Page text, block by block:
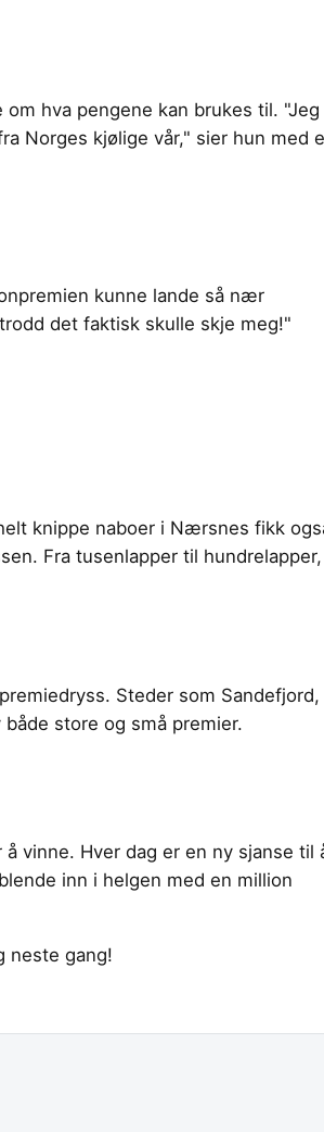
hva pengene kan brukes til. "Jeg
Norges kjølige vår," sier hun med
kunne lande så nær
det faktisk skulle skje meg!"
knippe naboer i Nærsnes fikk
Fra tusenlapper til hundrelapper,
Steder som Sandefjord,
store og små premier.
vinne. Hver dag er en ny sjanse til
inn i helgen med en million
neste gang!